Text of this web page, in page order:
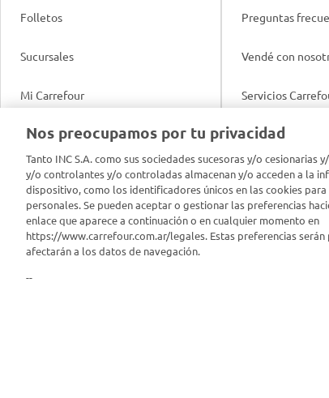
Folletos
Sucursales
Mi Carrefour
Productos Carrefour
Tarjeta Mi Carrefour
Panel Carrefour
Puntos Verdes
Preguntas
Vendé con
Servicios
Info útil
Tasas de interés
Contacto
Nos preocupamos por tu privacidad
Tanto INC S.A. como sus sociedades sucesoras y/o cesionarias
y/o controlantes y/o controladas almacenan y/o acceden a la
dispositivo, como los identificadores únicos en las cookies
personales. Se pueden aceptar o gestionar las preferencias
enlace que aparece a continuación o en cualquier momento en
https://www.carrefour.com.ar/legales. Estas preferencias serán
afectarán a los datos de navegación.
--